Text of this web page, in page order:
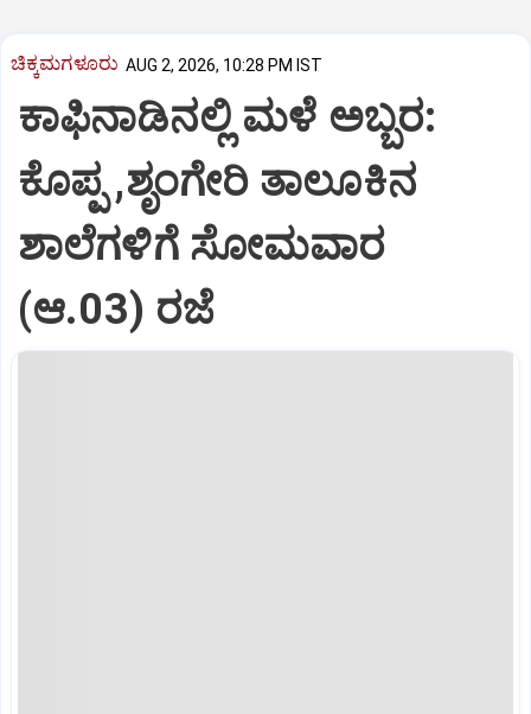
ಚಿಕ್ಕಮಗಳೂರು AUG 2, 2026, 10:28 PM IST
ಕಾಫಿನಾಡಿನಲ್ಲಿ ಮಳೆ ಅಬ್ಬರ:
ಕೊಪ್ಪ ,ಶೃಂಗೇರಿ ತಾಲೂಕಿನ
ಶಾಲೆಗಳಿಗೆ ಸೋಮವಾರ
(ಆ.03) ರಜೆ